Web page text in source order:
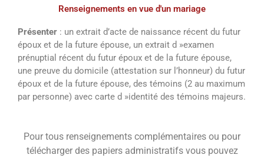
Renseignements en vue d'un mariage
Présenter : un extrait d’acte de naissance récent du futur
époux et de la future épouse, un extrait d »examen
prénuptial récent du futur époux et de la future épouse,
une preuve du domicile (attestation sur l’honneur) du futur
époux et de la future épouse, des témoins (2 au maximum
par personne) avec carte d »identité des témoins majeurs.
Pour tous renseignements complémentaires ou pour
télécharger des papiers administratifs vous pouvez